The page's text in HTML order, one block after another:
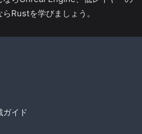
Rustを学びましょう。
ガイド